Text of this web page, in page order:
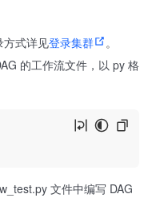
方式详见登录集群
。
的工作流文件，以 py 格
文件中编写 DAG